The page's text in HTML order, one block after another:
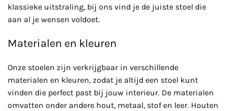
klassieke uitstraling, bij ons vind je de juiste stoel die
aan al je wensen voldoet.
Materialen en kleuren
Onze stoelen zijn verkrijgbaar in verschillende
materialen en kleuren, zodat je altijd een stoel kunt
vinden die perfect past bij jouw interieur. De materialen
omvatten onder andere hout, metaal, stof en leer. Houten